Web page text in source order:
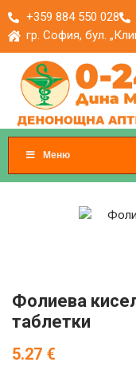
+359 884 550 028
гр. София, бул.
Меню
Фолиева
таблетки
5.27 €